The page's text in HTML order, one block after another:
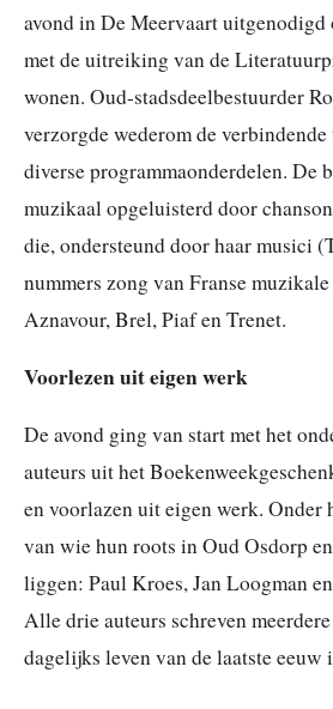
avond in De Meervaart uitgenodigd
met de uitreiking van de
wonen. Oud-stadsdeelbestuurder
verzorgde wederom de verbindende
diverse programmaonderdelen. De
muzikaal opgeluisterd door
die, ondersteund door haar musici
nummers zong van Franse
Aznavour, Brel, Piaf en Trenet.
Voorlezen uit eigen werk
De avond ging van start met het
auteurs uit het
en voorlazen uit eigen werk. Onder
van wie hun roots in Oud Osdorp
liggen: Paul Kroes, Jan Loogman
Alle drie auteurs schreven
dagelijks leven van de laatste